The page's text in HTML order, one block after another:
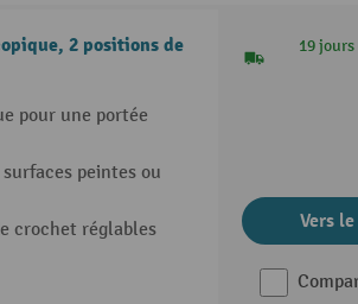
2 positions de
pour une portée
peintes ou
crochet réglables
19
Vers